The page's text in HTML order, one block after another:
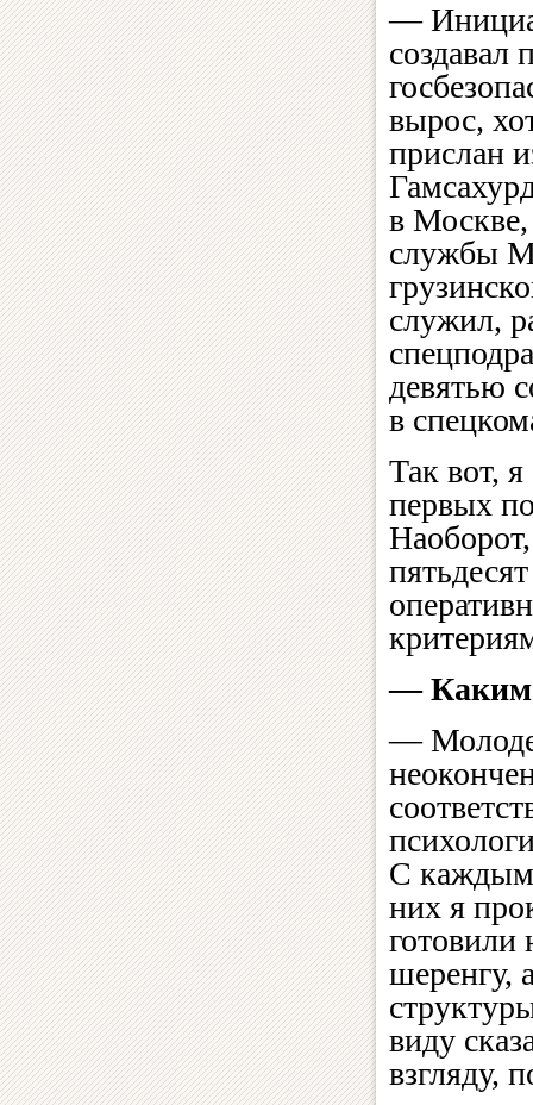
—
создавал
вырос,
прислан
в
службы
служил,
девятью
в
Так вот,
первых
—
—
С каждым
них я
шеренгу,
виду
взгляду,